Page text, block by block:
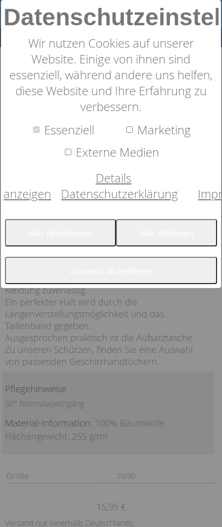
Wir nutzen Cookies auf unserer
Website. Einige von ihnen sind
essenziell, während andere uns helfen,
diese Website und Ihre Erfahrung zu
verbessern.
Essenziell
Marketing
Externe Medien
Details
anzeigen
Datenschutzerklärung
"Katzenreihe" Schürze
Kleidung zuverlässig.
Ein perfekter Halt wird durch die
Längenverstellungsmöglichkeit und das
Taillenband gegeben.
Ausgesprochen praktisch ist die Aufsatztasche.
Zu unseren Schürzen, finden Sie eine Auswahl
von passenden Geschirrhandtüchern.
Pflegehinweise
60° Normalwaschgang
Material-Information: 100% Baumwolle
Flächengewicht: 255 g/m²
Größe 70/90
15,95 €
Versand nur innerhalb Deutschlands.